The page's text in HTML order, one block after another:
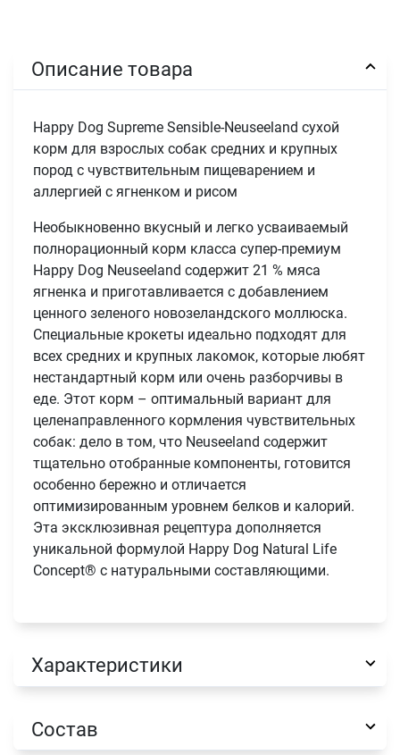
Описание товара
Happy Dog Supreme Sensible-Neuseeland сухой
корм для взрослых собак средних и крупных
пород с чувствительным пищеварением и
аллергией с ягненком и рисом
Необыкновенно вкусный и легко усваиваемый
полнорационный корм класса супер-премиум
Happy Dog Neuseeland содержит 21 % мяса
ягненка и приготавливается с добавлением
ценного зеленого новозеландского моллюска.
Специальные крокеты идеально подходят для
всех средних и крупных лакомок, которые любят
нестандартный корм или очень разборчивы в
еде. Этот корм – оптимальный вариант для
целенаправленного кормления чувствительных
собак: дело в том, что Neuseeland содержит
тщательно отобранные компоненты, готовится
особенно бережно и отличается
оптимизированным уровнем белков и калорий.
Эта эксклюзивная рецептура дополняется
уникальной формулой Happy Dog Natural Life
Concept® с натуральными составляющими.
Характеристики
Состав